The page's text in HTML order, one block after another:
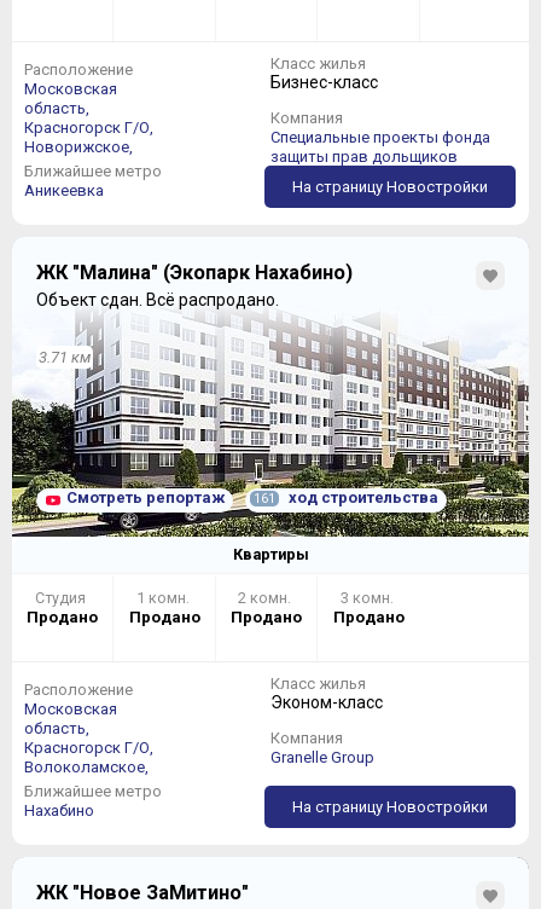
Расположение
Московская
область,
Красногорск Г/О,
Новорижское,
Ближайшее метро
Аникеевка
Класс жилья
Бизнес-класс
Компания
Специальные проекты фонда
защиты прав дольщиков
На страницу Новостройки
ЖК "Малина" (Экопарк Нахабино)
Объект сдан. Всё распродано.
3.71 км
Смотреть репортаж 161 ход строительства
Квартиры
Студия
Продано
1 комн.
Продано
2 комн.
Продано
3 комн.
Продано
Расположение
Московская
область,
Красногорск Г/О,
Волоколамское,
Ближайшее метро
Нахабино
Класс жилья
Эконом-класс
Компания
Granelle Group
На страницу Новостройки
ЖК "Новое ЗаМитино"